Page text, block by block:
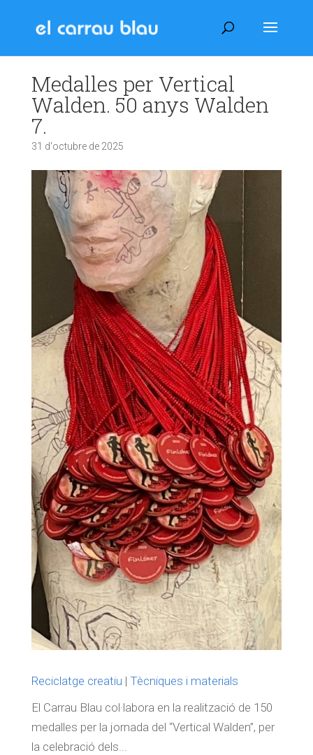
Medalles per Vertical
Walden. 50 anys Walden
7.
31 d'octubre de 2025
Reciclatge creatiu | Tècniques i materials
El Carrau Blau col·labora en la realització de 150
medalles per la jornada del “Vertical Walden”, per
la celebració dels...